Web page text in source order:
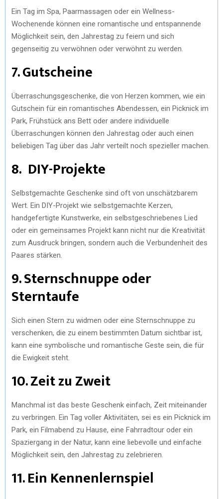
Ein Tag im Spa, Paarmassagen oder ein Wellness-
Wochenende können eine romantische und entspannende
Möglichkeit sein, den Jahrestag zu feiern und sich
gegenseitig zu verwöhnen oder verwöhnt zu werden.
7. Gutscheine
Überraschungsgeschenke, die von Herzen kommen, wie ein
Gutschein für ein romantisches Abendessen, ein Picknick im
Park, Frühstück ans Bett oder andere individuelle
Überraschungen können den Jahrestag oder auch einen
beliebigen Tag über das Jahr verteilt noch spezieller machen.
8. DIY-Projekte
Selbstgemachte Geschenke sind oft von unschätzbarem
Wert. Ein DIY-Projekt wie selbstgemachte Kerzen,
handgefertigte Kunstwerke, ein selbstgeschriebenes Lied
oder ein gemeinsames Projekt kann nicht nur die Kreativität
zum Ausdruck bringen, sondern auch die Verbundenheit des
Paares stärken.
9. Sternschnuppe oder
Sterntaufe
Sich einen Stern zu widmen oder eine Sternschnuppe zu
verschenken, die zu einem bestimmten Datum sichtbar ist,
kann eine symbolische und romantische Geste sein, die für
die Ewigkeit steht.
10. Zeit zu Zweit
Manchmal ist das beste Geschenk einfach, Zeit miteinander
zu verbringen. Ein Tag voller Aktivitäten, sei es ein Picknick im
Park, ein Filmabend zu Hause, eine Fahrradtour oder ein
Spaziergang in der Natur, kann eine liebevolle und einfache
Möglichkeit sein, den Jahrestag zu zelebrieren.
11. Ein Kennenlernspiel